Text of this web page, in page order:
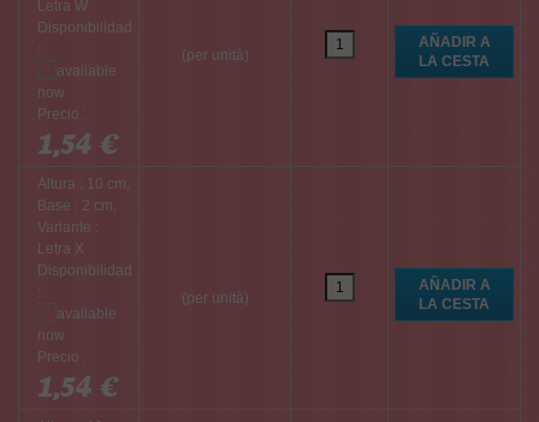
Letra W
Disponibilidad
:
Precio :
1,54 €
(per unità)
Altura : 10 cm,
Base : 2 cm,
Variante :
Letra X
Disponibilidad
:
Precio :
1,54 €
(per unità)